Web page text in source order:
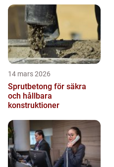
14 mars 2026
Sprutbetong för säkra
och hållbara
konstruktioner